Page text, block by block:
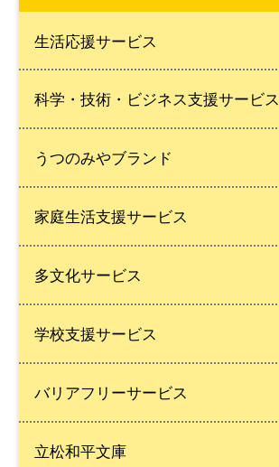
生活応援サービス
科学・技術・ビジネス支援サービス
うつのみやブランド
家庭生活支援サービス
多文化サービス
学校支援サービス
バリアフリーサービス
立松和平文庫